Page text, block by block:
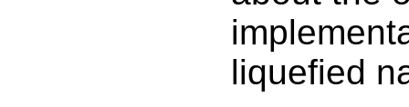
liquefied